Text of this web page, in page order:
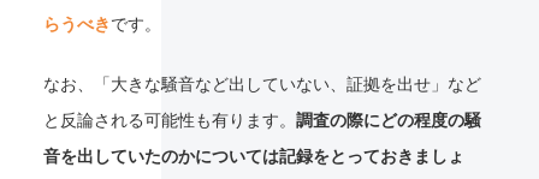
らうべきです。
なお、「大きな騒音など出していない、証拠を出せ」など
と反論される可能性も有ります。 調査の際にどの程度の騒
音を出していたのかについては記録をとっておきましょ